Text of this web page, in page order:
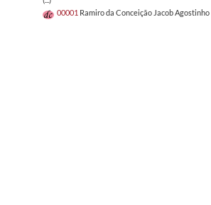
00001 Ramiro da Conceição Jacob Agostinho